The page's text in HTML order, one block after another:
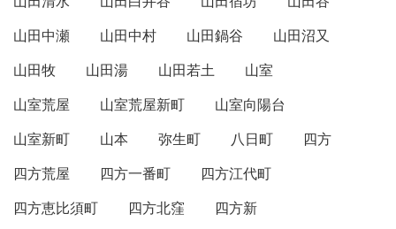
山田中瀬
山田中村 山田鍋谷
山田沼又
山田牧
山田湯 山田若土
山室
山室荒屋
山室荒屋新町
山室向陽台
山室新町
山本 弥生町 八日町
四方
四方荒屋
四方一番町
四方江代町
四方恵比須町
四方北窪
四方新